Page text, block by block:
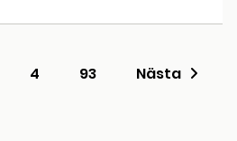
4 93 Nästa